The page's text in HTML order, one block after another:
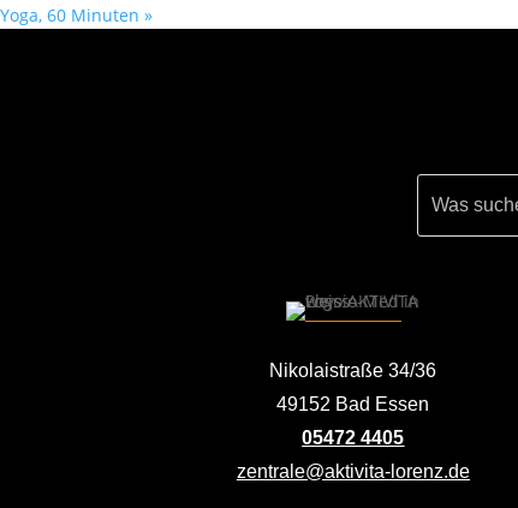
Yoga, 60 Minuten »
Nikolaistraße 34/36
49152 Bad Essen
05472 4405
zentrale@aktivita-lorenz.de